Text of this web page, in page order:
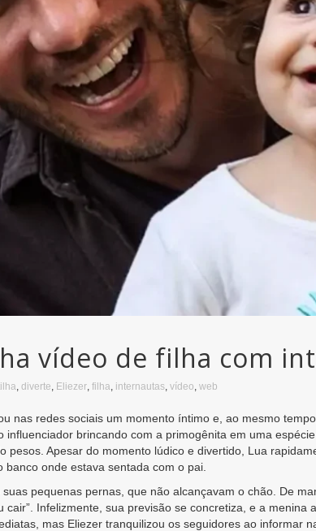
vídeo de filha com
, diverte, Eliezer, filha, internautas, vídeo, web
nas redes sociais um momento íntimo e, ao mesmo
brincando com a primogênita em uma
pesos. Apesar do momento lúdico e divertido, Lua
onde estava sentada com o pai.
pequenas pernas, que não alcançavam o chão. De
cair”. Infelizmente, sua previsão se concretiza, e a
mas Eliezer tranquilizou os seguidores ao informar